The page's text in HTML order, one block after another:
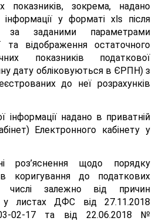
показників, зокрема, надано
у форматі хls після
за заданими параметрами
та відображення остаточного
показників податкової
дату обліковуються в ЄРПН) з
до неї розрахунків
інформації надано в приватній
Електронного кабінету у
роз’яснення щодо порядку
коригування до податкових
залежно від причин
у листах ДФС від 27.11.2018
02-17 та від 22.06.2018 №